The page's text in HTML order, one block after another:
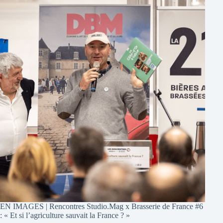
EN IMAGES | Rencontres Studio.Mag x Brasserie de France #6
: « Et si l’agriculture sauvait la France ? »